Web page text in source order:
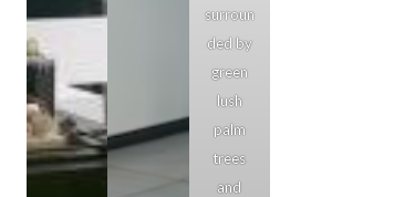
surroun
ded by
green
lush
palm
trees
and